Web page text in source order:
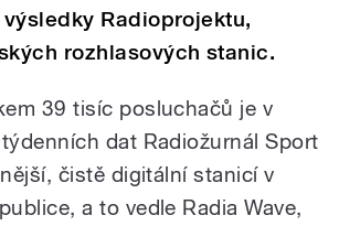
Radioprojektu,
rozhlasových stanic.
39 tisíc posluchačů je v
dat Radiožurnál Sport
čistě digitální stanicí v
a to vedle Radia Wave,